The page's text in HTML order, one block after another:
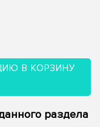
В КОРЗИНУ
раздела